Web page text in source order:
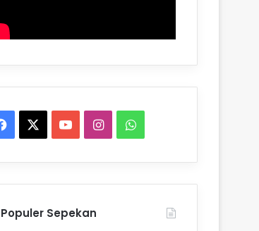
Facebook YouTubeInstagramWhatsApp
Populer Sepekan